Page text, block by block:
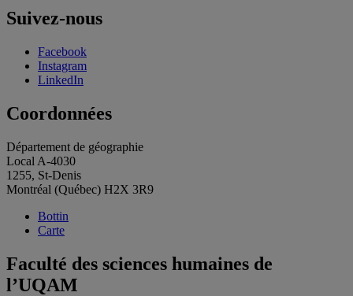
Suivez-nous
Facebook
Instagram
LinkedIn
Coordonnées
Département de géographie
Local A-4030
1255, St-Denis
Montréal (Québec) H2X 3R9
Bottin
Carte
Faculté des sciences humaines de
l’UQAM